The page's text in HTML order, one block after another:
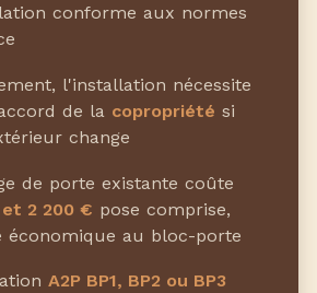
conforme aux normes
l'installation nécessite
de la copropriété si
change
de porte existante coûte
2 200 € pose comprise,
économique au bloc-porte
A2P BP1, BP2 ou BP3